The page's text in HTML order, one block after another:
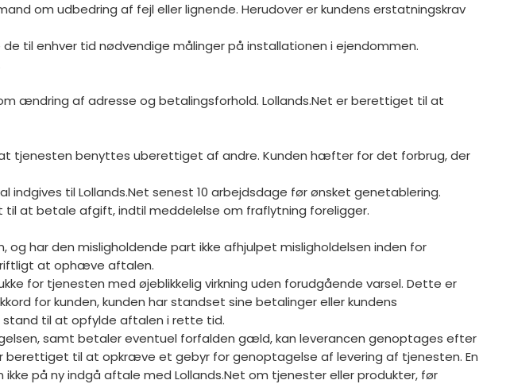
om udbedring af fejl eller lignende. Herudover er kundens erstatningskrav
til enhver tid nødvendige målinger på installationen i ejendommen.
ændring af adresse og betalingsforhold. Lollands.Net er berettiget til at
at tjenesten benyttes uberettiget af andre. Kunden hæfter for det forbrug, der
til Lollands.Net senest 10 arbejdsdage før ønsket genetablering.
at betale afgift, indtil meddelelse om fraflytning foreligger.
og har den misligholdende part ikke afhjulpet misligholdelsen inden for
at ophæve aftalen.
for tjenesten med øjeblikkelig virkning uden forudgående varsel. Dette er
for kunden, kunden har standset sine betalinger eller kundens
til at opfylde aftalen i rette tid.
samt betaler eventuel forfalden gæld, kan leverancen genoptages efter
berettiget til at opkræve et gebyr for genoptagelse af levering af tjenesten. En
på ny indgå aftale med Lollands.Net om tjenester eller produkter, før